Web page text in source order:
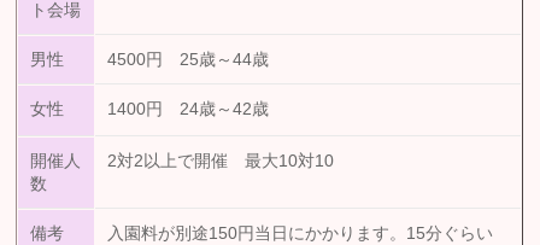
ト会場
男性 4500円 25歳～44歳
女性 1400円 24歳～42歳
開催人
数
2対2以上で開催 最大10対10
備考
入園料が別途150円当日にかかります。15分ぐらい